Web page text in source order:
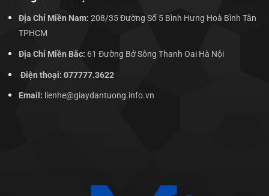
Địa Chỉ Miền Nam: 208/35 Đường Số 5 Bình Hưng Hoà Bình Tân
TPHCM
Địa Chỉ Miền Bắc: 61 Đường Bở Sông Thanh Oai Hà Nội
Điện thoại: 077777.3622
Email: lienhe@giaydantuong.info.vn